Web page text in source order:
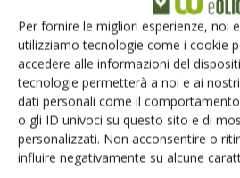
Per fornire le migliori esperienze, noi
utilizziamo tecnologie come i cookie
accedere alle informazioni del
tecnologie permetterà a noi e ai
dati personali come il
o gli ID univoci su questo sito e di
personalizzati. Non acconsentire o
influire negativamente su alcune
Iscriviti alle nostre